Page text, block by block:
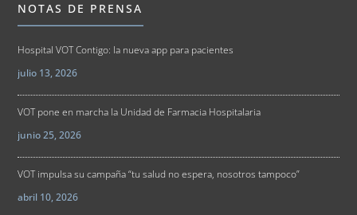
NOTAS DE PRENSA
Hospital VOT Contigo: la nueva app para pacientes
julio 13, 2026
VOT pone en marcha la Unidad de Farmacia Hospitalaria
junio 25, 2026
VOT impulsa su campaña “tu salud no espera, nosotros tampoco”
abril 10, 2026